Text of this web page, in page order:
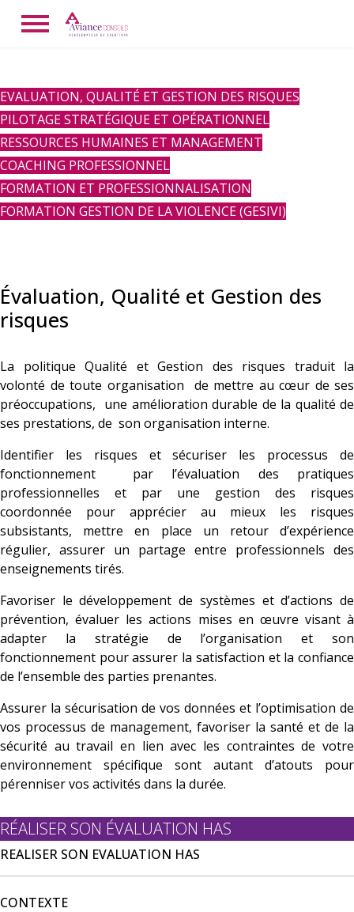
EVALUATION, QUALITÉ ET GESTION DES RISQUES
PILOTAGE STRATÉGIQUE ET OPÉRATIONNEL
RESSOURCES HUMAINES ET MANAGEMENT
COACHING PROFESSIONNEL
FORMATION ET PROFESSIONNALISATION
FORMATION GESTION DE LA VIOLENCE (GESIVI)
Évaluation, Qualité et Gestion des
risques
La politique Qualité et Gestion des risques traduit la
volonté de toute organisation de mettre au cœur de ses
préoccupations, une amélioration durable de la qualité de
ses prestations, de son organisation interne.
Identifier les risques et sécuriser les processus de
fonctionnement par l’évaluation des pratiques
professionnelles et par une gestion des risques
coordonnée pour apprécier au mieux les risques
subsistants, mettre en place un retour d’expérience
régulier, assurer un partage entre professionnels des
enseignements tirés.
Favoriser le développement de systèmes et d’actions de
prévention, évaluer les actions mises en œuvre visant à
adapter la stratégie de l’organisation et son
fonctionnement pour assurer la satisfaction et la confiance
de l’ensemble des parties prenantes.
Assurer la sécurisation de vos données et l’optimisation de
vos processus de management, favoriser la santé et de la
sécurité au travail en lien avec les contraintes de votre
environnement spécifique sont autant d’atouts pour
pérenniser vos activités dans la durée.
RÉALISER SON ÉVALUATION HAS
REALISER SON EVALUATION HAS
CONTEXTE